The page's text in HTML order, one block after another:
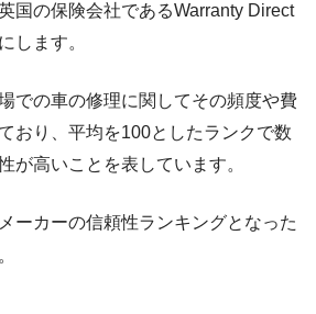
国の保険会社であるWarranty Direct
します。
での車の修理に関してその頻度や費
おり、平均を100としたランクで数
が高いことを表しています。
ーカーの信頼性ランキングとなった